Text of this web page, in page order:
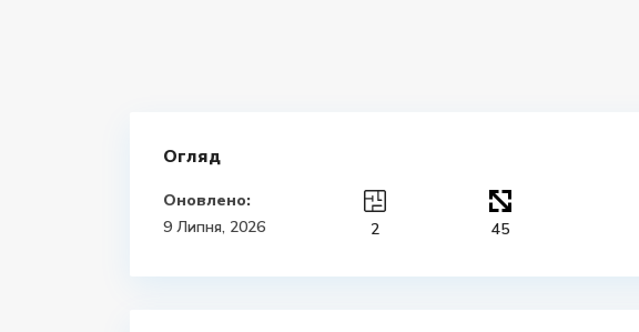
Огляд
Оновлено:
9 Липня, 2026
2 45